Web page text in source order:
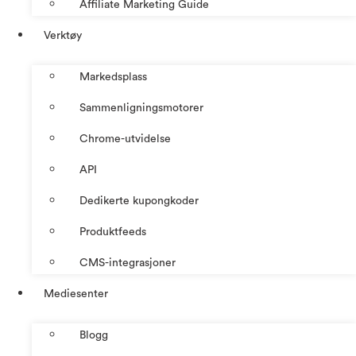
Affiliate Marketing Guide
Verktøy
Markedsplass
Sammenligningsmotorer
Chrome-utvidelse
API
Dedikerte kupongkoder
Produktfeeds
CMS-integrasjoner
Mediesenter
Blogg